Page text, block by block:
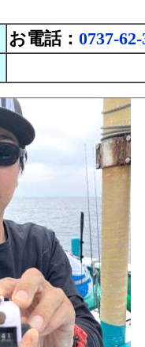
お電話： 0737-